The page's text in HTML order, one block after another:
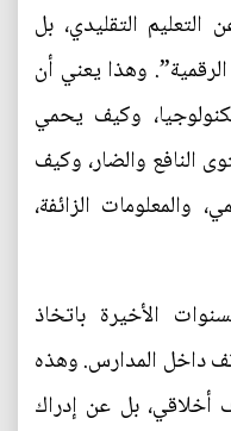
التقليدي، بل
وهذا يعني أن
وكيف يحمي
النافع والضار، وكيف
والمعلومات الزائفة،
الأخيرة باتخاذ
داخل المدارس. وهذه
بل عن إدراك